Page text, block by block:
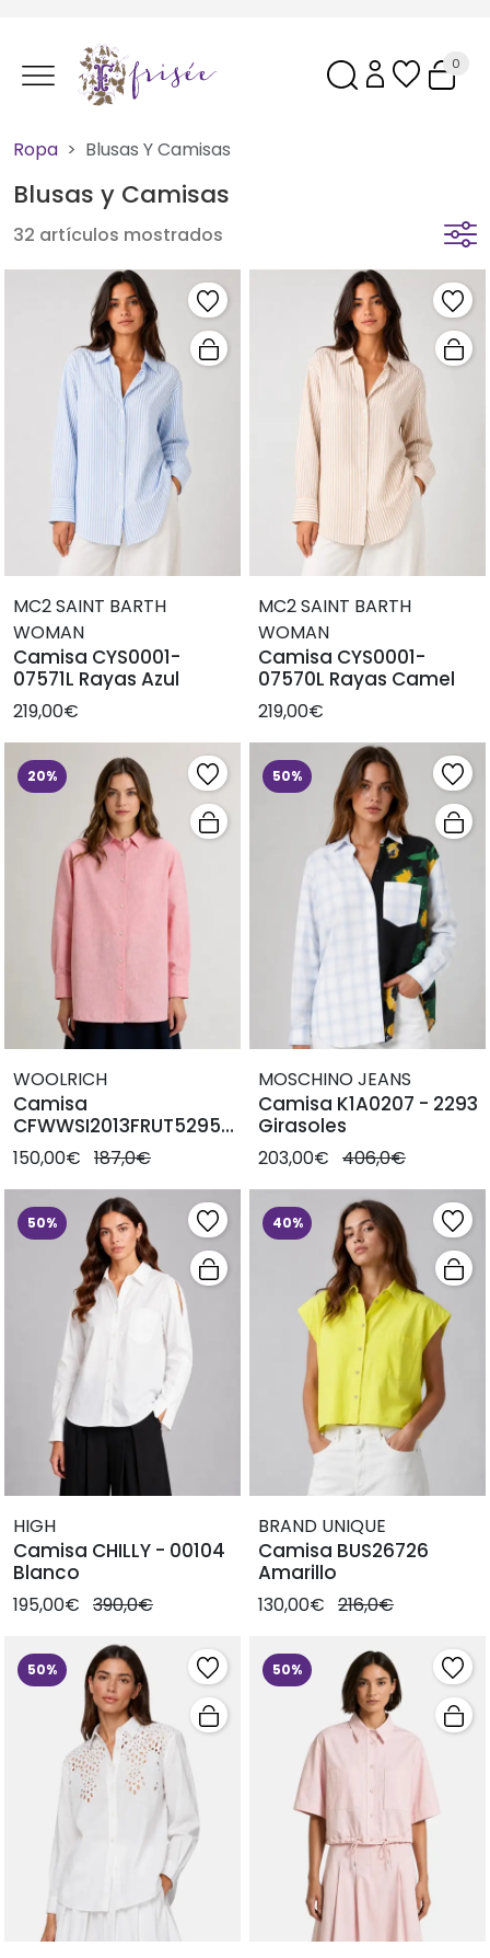
0
Ropa Blusas Y Camisas
Blusas y Camisas
32 artículos mostrados
MC2 SAINT BARTH
WOMAN
Camisa CYS0001-
07571L Rayas Azul
219,00€
MC2 SAINT BARTH
WOMAN
Camisa CYS0001-
07570L Rayas Camel
219,00€
20%
WOOLRICH
Camisa
CFWWSI2013FRUT5295
Rosa
150,00€ 187,0€
50%
MOSCHINO JEANS
Camisa K1A0207 - 2293
Girasoles
203,00€ 406,0€
50%
HIGH
Camisa CHILLY - 00104
Blanco
195,00€ 390,0€
40%
BRAND UNIQUE
Camisa BUS26726
Amarillo
130,00€ 216,0€
50% 50%